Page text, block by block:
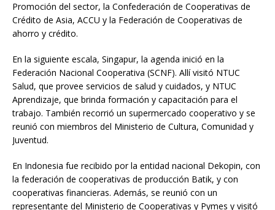
Promoción del sector, la Confederación de Cooperativas de
Crédito de Asia, ACCU y la Federación de Cooperativas de
ahorro y crédito.
En la siguiente escala, Singapur, la agenda inició en la
Federación Nacional Cooperativa (SCNF). Allí visitó NTUC
Salud, que provee servicios de salud y cuidados, y NTUC
Aprendizaje, que brinda formación y capacitación para el
trabajo. También recorrió un supermercado cooperativo y se
reunió con miembros del Ministerio de Cultura, Comunidad y
Juventud.
En Indonesia fue recibido por la entidad nacional Dekopin, con
la federación de cooperativas de producción Batik, y con
cooperativas financieras. Además, se reunió con un
representante del Ministerio de Cooperativas y Pymes y visitó